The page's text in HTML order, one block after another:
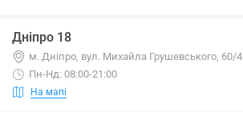
Дніпро 18
м. Дніпро, вул. Михайла Грушевського, 60/4
Пн-Нд: 08:00-21:00
На мапі